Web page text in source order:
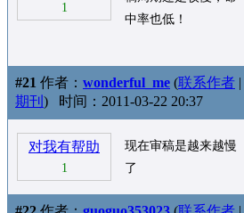
1
中率也低！
#21 作者： wonderful_me (联系作者 |
期刊 ) 时间：2011-03-22 20:37
对我有帮助
1
现在审稿是越来越慢
了